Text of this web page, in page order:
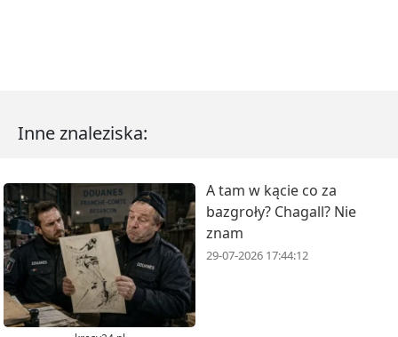
Inne znaleziska:
A tam w kącie co za
bazgroły? Chagall? Nie
znam
29-07-2026 17:44:12